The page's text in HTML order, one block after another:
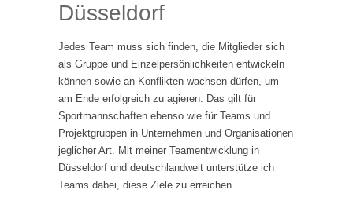
Düsseldorf
Jedes Team muss sich finden, die Mitglieder sich
als Gruppe und Einzelpersönlichkeiten entwickeln
können sowie an Konflikten wachsen dürfen, um
am Ende erfolgreich zu agieren. Das gilt für
Sportmannschaften ebenso wie für Teams und
Projektgruppen in Unternehmen und Organisationen
jeglicher Art. Mit meiner Teamentwicklung in
Düsseldorf und deutschlandweit unterstütze ich
Teams dabei, diese Ziele zu erreichen.